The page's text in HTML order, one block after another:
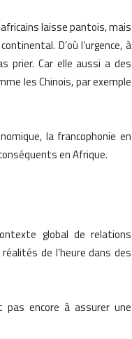
laisse pantois, mais
D’où l’urgence, à
prier. Car elle aussi a des
les Chinois, par exemple
la francophonie en
en Afrique.
global de relations
de l’heure dans des
pas encore à assurer une